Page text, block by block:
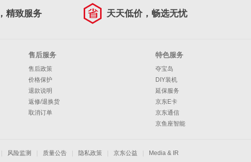
精致服务 天天低价，畅选无忧
售后服务
售后政策
价格保护
退款说明
返修/退换货
取消订单
特色服务
夺宝岛
DIY装机
延保服务
京东E卡
京东通信
京鱼座智能
风险监测 质量公告 隐私政策 京东公益 Media & IR